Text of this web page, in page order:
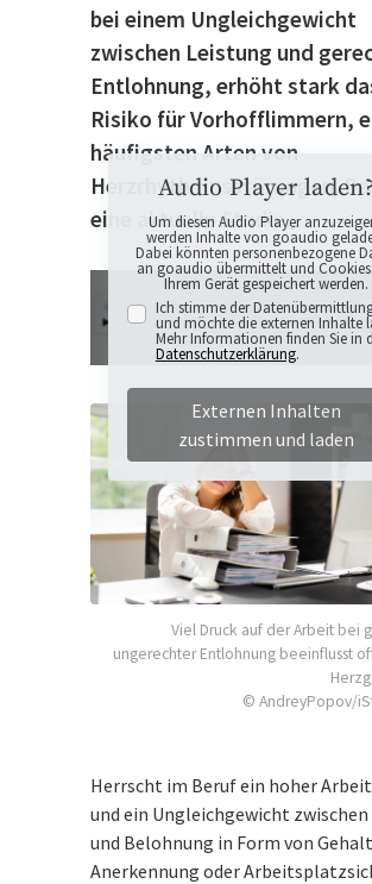
bei einem Ungleichgewicht
zwischen Leistung und
Entlohnung, erhöht stark
Risiko für Vorhofflimmern,
häufigsten Arten von
Herzrhythmusstörungen.
eine aktuelle Studie.
Audio Player laden?
Um diesen Audio Player
werden Inhalte von goaudio
Dabei könnten personenbezogene
an goaudio übermittelt und
Ihrem Gerät gespeichert werden.
Ich stimme der
und möchte die externen Inhalte
Mehr Informationen finden Sie in
Datenschutzerklärung.
Externen Inhalten
zustimmen und laden
Viel Druck auf der Arbeit bei
ungerechter Entlohnung beeinflusst
© AndreyPopov/
Herrscht im Beruf ein hoher
und ein Ungleichgewicht
und Belohnung in Form von
Anerkennung oder